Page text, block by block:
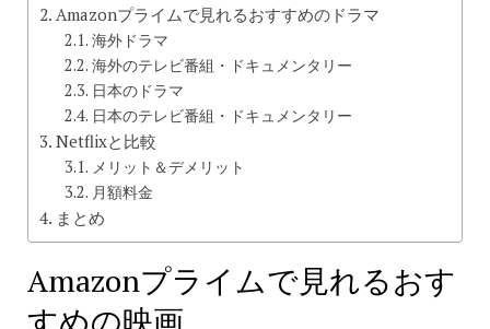
Amazonプライムで見れるおすすめのドラマ
海外ドラマ
海外のテレビ番組・ドキュメンタリー
日本のドラマ
日本のテレビ番組・ドキュメンタリー
Netflixと比較
メリット＆デメリット
月額料金
まとめ
Amazonプライムで見れるおす
すめの映画